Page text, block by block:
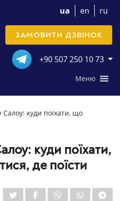
ua en ru
+90 507 250 10 73
ЗАМОВИТИ ДЗВІНОК
Меню
Салоу: куди поїхати, що
куди поїхати,
де поїсти